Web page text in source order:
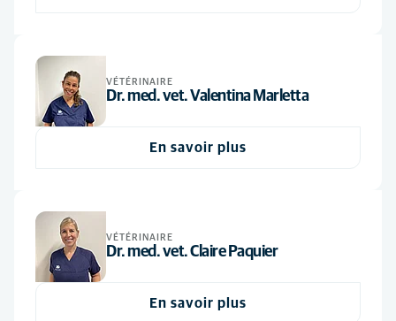
VÉTÉRINAIRE
Dr. med. vet. Valentina Marletta
En savoir plus
VÉTÉRINAIRE
Dr. med. vet. Claire Paquier
En savoir plus